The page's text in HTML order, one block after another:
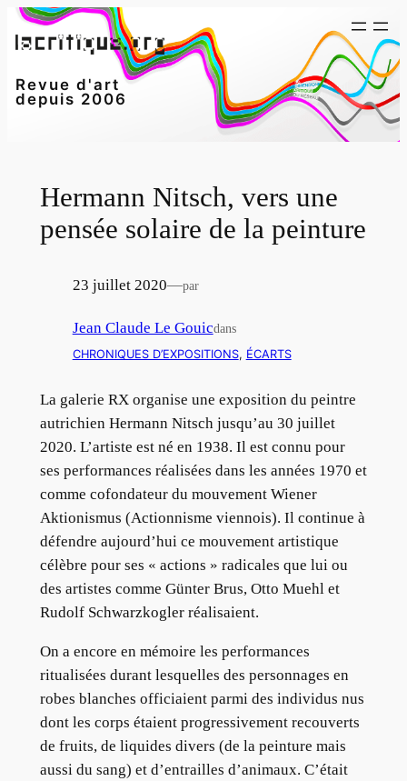
Aller
au
Revue d'art
depuis 2006
Hermann Nitsch, vers une
pensée solaire de la peinture
23 juillet 2020—par
Jean Claude Le Gouicdans
CHRONIQUES D’EXPOSITIONS, ÉCARTS
La galerie RX organise une exposition du peintre
autrichien Hermann Nitsch jusqu’au 30 juillet
2020. L’artiste est né en 1938. Il est connu pour
ses performances réalisées dans les années 1970 et
comme cofondateur du mouvement Wiener
Aktionismus (Actionnisme viennois). Il continue à
défendre aujourd’hui ce mouvement artistique
célèbre pour ses « actions » radicales que lui ou
des artistes comme Günter Brus, Otto Muehl et
Rudolf Schwarzkogler réalisaient.
On a encore en mémoire les performances
ritualisées durant lesquelles des personnages en
robes blanches officiaient parmi des individus nus
dont les corps étaient progressivement recouverts
de fruits, de liquides divers (de la peinture mais
aussi du sang) et d’entrailles d’animaux. C’était